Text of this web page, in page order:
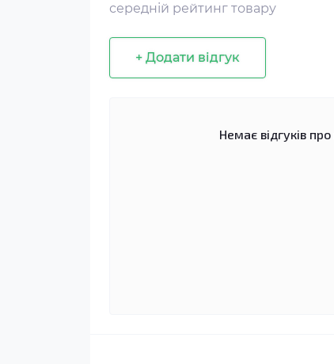
середній рейтинг товару
+ Додати відгук
Немає відгуків